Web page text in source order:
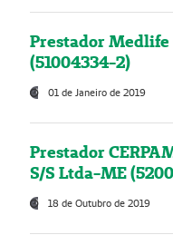
Prestador Medlife
(51004334-2)
01 de Janeiro de 2019
Prestador
S/S Ltda-ME
18 de Outubro de 2019